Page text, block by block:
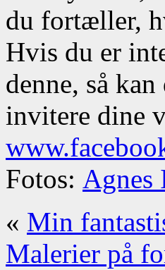
du fortæller,
Hvis du er
denne, så
invitere dine
Fotos: Agnes
« Min
Malerier på